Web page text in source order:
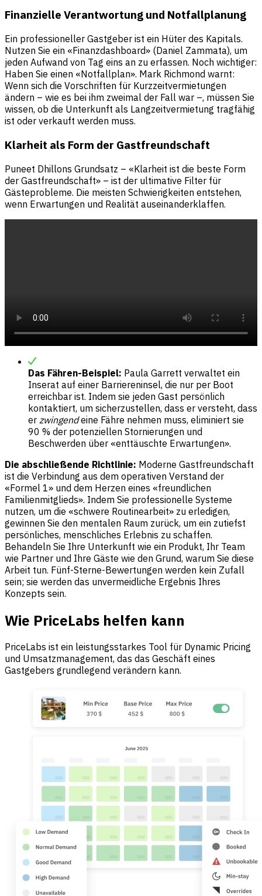
Finanzielle Verantwortung und Notfallplanung
Ein professioneller Gastgeber ist ein Hüter des Kapitals.
Nutzen Sie ein «Finanzdashboard» (Daniel Zammata), um
jeden Aufwand von Tag eins an zu erfassen. Noch wichtiger:
Haben Sie einen «Notfallplan». Mark Richmond warnt:
Wenn sich die Vorschriften für Kurzzeitvermietungen
ändern – wie es bei ihm zweimal der Fall war –, müssen Sie
wissen, ob die Unterkunft als Langzeitvermietung tragfähig
ist oder verkauft werden muss.
Klarheit als Form der Gastfreundschaft
Puneet Dhillons Grundsatz – «Klarheit ist die beste Form
der Gastfreundschaft» – ist der ultimative Filter für
Gästeprobleme. Die meisten Schwierigkeiten entstehen,
wenn Erwartungen und Realität auseinanderklaffen.
Das Fähren-Beispiel: Paula Garrett verwaltet ein
Inserat auf einer Barriereninsel, die nur per Boot
erreichbar ist. Indem sie jeden Gast persönlich
kontaktiert, um sicherzustellen, dass er versteht, dass
er zwingendeine Fähre nehmen muss, eliminiert sie
90 % der potenziellen Stornierungen und
Beschwerden über «enttäuschte Erwartungen».
Die abschließende Richtlinie: Moderne Gastfreundschaft
ist die Verbindung aus dem operativen Verstand der
«Formel 1» und dem Herzen eines «freundlichen
Familienmitglieds». Indem Sie professionelle Systeme
nutzen, um die «schwere Routinearbeit» zu erledigen,
gewinnen Sie den mentalen Raum zurück, um ein zutiefst
persönliches, menschliches Erlebnis zu schaffen.
Behandeln Sie Ihre Unterkunft wie ein Produkt, Ihr Team
wie Partner und Ihre Gäste wie den Grund, warum Sie diese
Arbeit tun. Fünf-Sterne-Bewertungen werden kein Zufall
sein; sie werden das unvermeidliche Ergebnis Ihres
Konzepts sein.
Wie PriceLabs helfen kann
PriceLabs ist ein leistungsstarkes Tool für Dynamic Pricing
und Umsatzmanagement, das das Geschäft eines
Gastgebers grundlegend verändern kann.